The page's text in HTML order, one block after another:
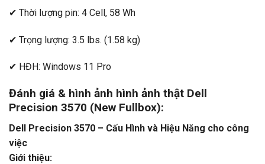
✔ Thời lượng pin: 4 Cell, 58 Wh
✔ Trọng lượng: 3.5 lbs. (1.58 kg)
✔ HĐH: Windows 11 Pro
Đánh giá & hình ảnh hình ảnh thật Dell
Precision 3570 (New Fullbox):
Dell Precision 3570 – Cấu Hình và Hiệu Năng cho công
việc
Giới thiệu: